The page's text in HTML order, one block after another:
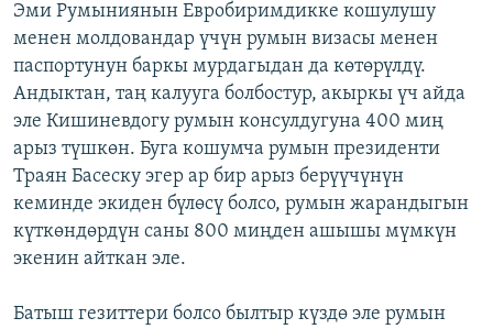
Эми Румыниянын Евробиримдикке кошулушу
менен молдовандар үчүн румын визасы менен
паспортунун баркы мурдагыдан да көтөрүлдү.
Андыктан, таң калууга болбостур, акыркы үч айда
эле Кишиневдогу румын консулдугуна 400 миң
арыз түшкөн. Буга кошумча румын президенти
Траян Басеску эгер ар бир арыз берүүчүнүн
кеминде экиден бүлөсү болсо, румын жарандыгын
күткөндөрдүн саны 800 миңден ашышы мүмкүн
экенин айткан эле.
Батыш гезиттери болсо былтыр күздө эле румын